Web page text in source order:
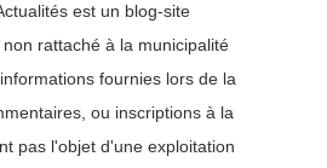
est un blog-site
rattaché à la municipalité
fournies lors de la
ou inscriptions à la
pas l'objet d'une exploitation